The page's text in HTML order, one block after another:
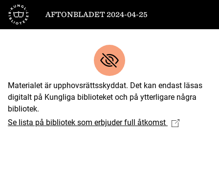
Till startsidan
AFTONBLADET 2024-04-25
Materialet är upphovsrättsskyddat. Det kan endast läsas
digitalt på Kungliga biblioteket och på ytterligare några
bibliotek.
Se lista på bibliotek som erbjuder full åtkomst